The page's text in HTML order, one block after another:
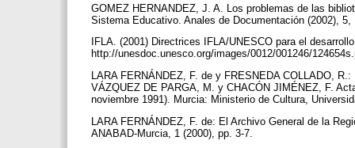
GOMEZ HERNANDEZ, J. A. Los problemas de las
Sistema Educativo. Anales de Documentación (2002),
IFLA. (2001) Directrices IFLA/UNESCO para el
http://unesdoc.unesco.org/images/0012/001246/
LARA FERNÁNDEZ, F. de y FRESNEDA COLLADO,
VÁZQUEZ DE PARGA, M. y CHACÓN JIMÉNEZ, F.
noviembre 1991). Murcia: Ministerio de Cultura,
LARA FERNÁNDEZ, F. de: El Archivo General de la
ANABAD-Murcia, 1 (2000), pp. 3-7.